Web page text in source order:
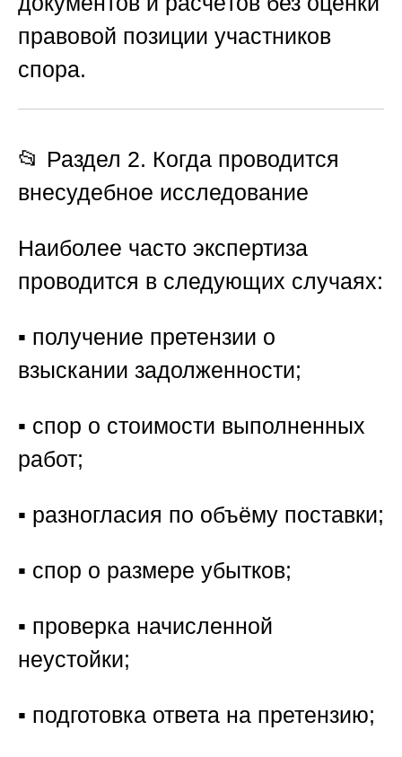
правовой позиции участников
спора.
📂 Раздел 2. Когда проводится
внесудебное исследование
Наиболее часто экспертиза
проводится в следующих случаях:
▪️ получение претензии о
взыскании задолженности;
▪️ спор о стоимости выполненных
работ;
▪️ разногласия по объёму поставки;
▪️ спор о размере убытков;
▪️ проверка начисленной
неустойки;
▪️ подготовка ответа на претензию;